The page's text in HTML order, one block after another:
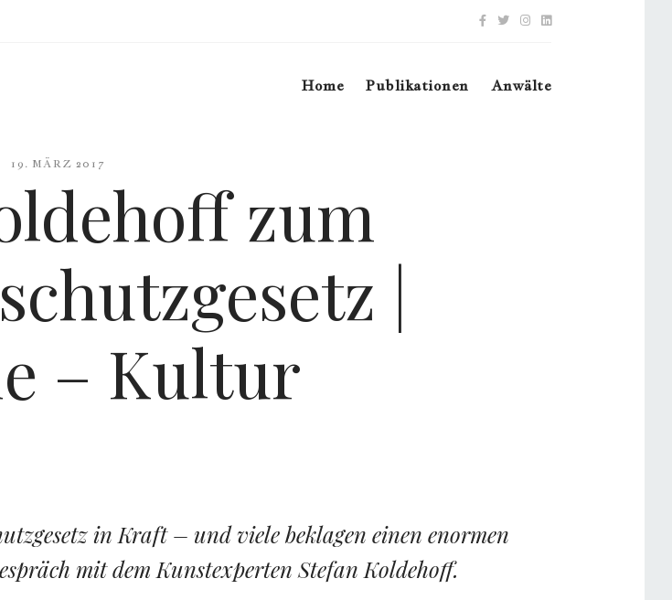
Home Publikationen Anwälte
19. MÄRZ 2017
zum
|
– Kultur
in Kraft – und viele beklagen einen enormen
mit dem Kunstexperten Stefan Koldehoff.